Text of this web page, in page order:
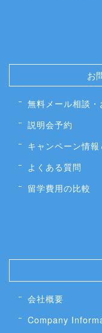
お
無料メール相談・
説明会予約
キャンペーン情
よくある質問
留学費用の比較
会社概要
Company